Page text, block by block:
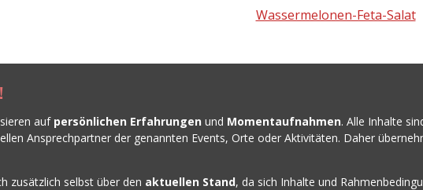
Wassermelonen-Feta-Salat
auf persönlichen Erfahrungen und Momentaufnahmen. Alle Inhalte
Ansprechpartner der genannten Events, Orte oder Aktivitäten. Daher
zusätzlich selbst über den aktuellen Stand, da sich Inhalte und